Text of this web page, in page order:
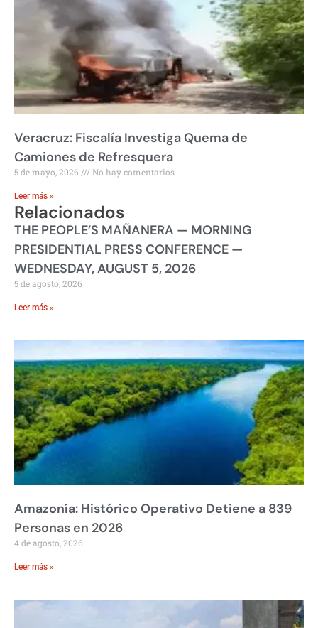
Veracruz: Fiscalía Investiga Quema de
Camiones de Refresquera
5 de mayo, 2026 No hay comentarios
Leer más »
Relacionados
THE PEOPLE’S MAÑANERA — MORNING
PRESIDENTIAL PRESS CONFERENCE —
WEDNESDAY, AUGUST 5, 2026
5 de agosto, 2026
Leer más »
Amazonía: Histórico Operativo Detiene a 839
Personas en 2026
4 de agosto, 2026
Leer más »